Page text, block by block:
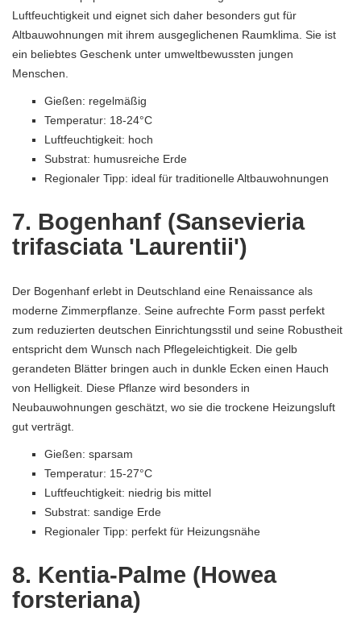
Luftfeuchtigkeit und eignet sich daher besonders gut für
Altbauwohnungen mit ihrem ausgeglichenen Raumklima. Sie ist
ein beliebtes Geschenk unter umweltbewussten jungen
Menschen.
Gießen: regelmäßig
Temperatur: 18-24°C
Luftfeuchtigkeit: hoch
Substrat: humusreiche Erde
Regionaler Tipp: ideal für traditionelle Altbauwohnungen
7. Bogenhanf (Sansevieria
trifasciata 'Laurentii')
Der Bogenhanf erlebt in Deutschland eine Renaissance als
moderne Zimmerpflanze. Seine aufrechte Form passt perfekt
zum reduzierten deutschen Einrichtungsstil und seine Robustheit
entspricht dem Wunsch nach Pflegeleichtigkeit. Die gelb
gerandeten Blätter bringen auch in dunkle Ecken einen Hauch
von Helligkeit. Diese Pflanze wird besonders in
Neubauwohnungen geschätzt, wo sie die trockene Heizungsluft
gut verträgt.
Gießen: sparsam
Temperatur: 15-27°C
Luftfeuchtigkeit: niedrig bis mittel
Substrat: sandige Erde
Regionaler Tipp: perfekt für Heizungsnähe
8. Kentia-Palme (Howea
forsteriana)